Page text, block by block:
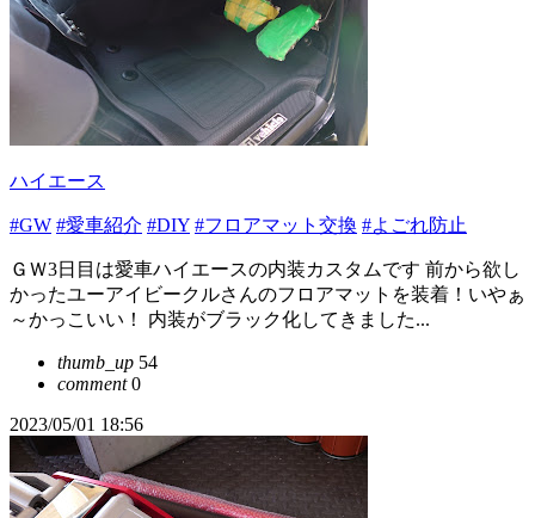
ハイエース
#GW #愛車紹介 #DIY #フロアマット交換 #よごれ防止
ＧＷ3日目は愛車ハイエースの内装カスタムです 前から欲し
かったユーアイビークルさんのフロアマットを装着！いやぁ
～かっこいい！ 内装がブラック化してきました...
thumb_up 54
comment0
2023/05/01 18:56